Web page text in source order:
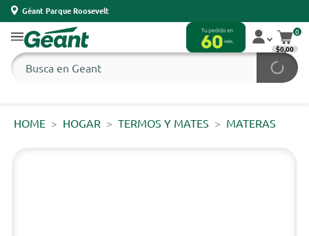
Géant Parque Roosevelt
0
$0,00
HOME HOGAR TERMOS Y MATES MATERAS